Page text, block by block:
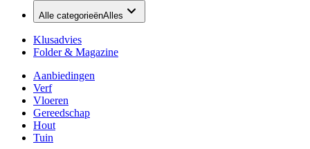
Alle categorieënAlles
Klusadvies
Folder & Magazine
Aanbiedingen
Verf
Vloeren
Gereedschap
Hout
Tuin